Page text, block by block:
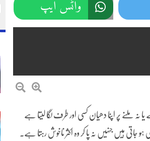
واٹس ایپ
نہ ملنے پر اپنا دھیان کسی اور طرف لگا لیتا ہے
ہیں جنہیں نہ پا کر وہ اکثر ناخوش رہتا ہے۔